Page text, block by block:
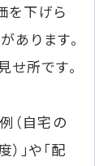
を下げら
あります。
せ所です。
（自宅の
」や「配